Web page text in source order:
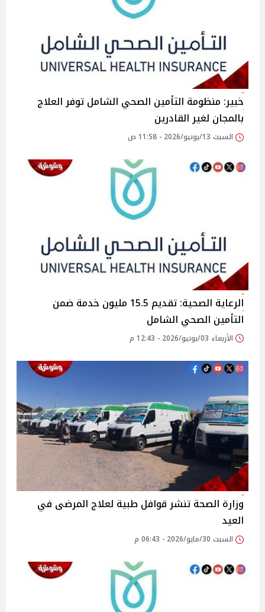
خبير: منظومة التأمين الصحي الشامل توفر العلاج
بالمجان لغير القادرين
السبت 13/يونيو/2026 - 11:58 ص
الرعاية الصحية: تقديم 15.5 مليون خدمة ضمن
التأمين الصحي الشامل
الأربعاء 03/يونيو/2026 - 12:43 م
وزارة الصحة تنشر قوافل طبية لعلاج المرضى في
العيد
السبت 30/مايو/2026 - 06:43 م